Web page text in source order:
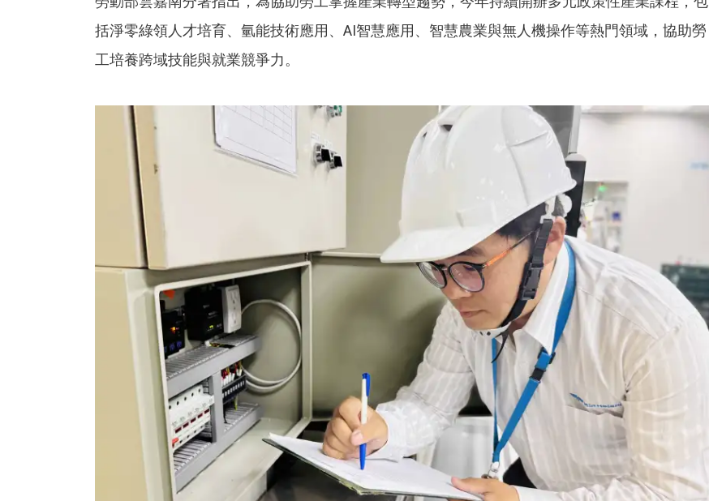
括淨零綠領人才培育、氫能技術應用、AI智慧應用、智慧農業與無人機操作等熱門領域，協助勞
工培養跨域技能與就業競爭力。